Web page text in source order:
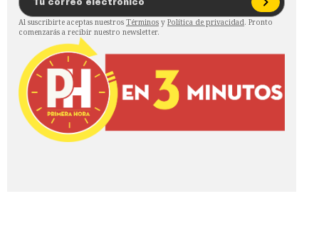
Al suscribirte aceptas nuestros Términos y Política de privacidad. Pronto
comenzarás a recibir nuestro newsletter.